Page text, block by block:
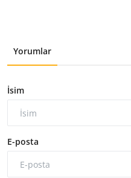
Yorumlar
İsim
E-posta